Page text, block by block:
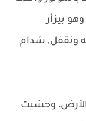
بيزأر
ونقفل, شدام
وحسّيت